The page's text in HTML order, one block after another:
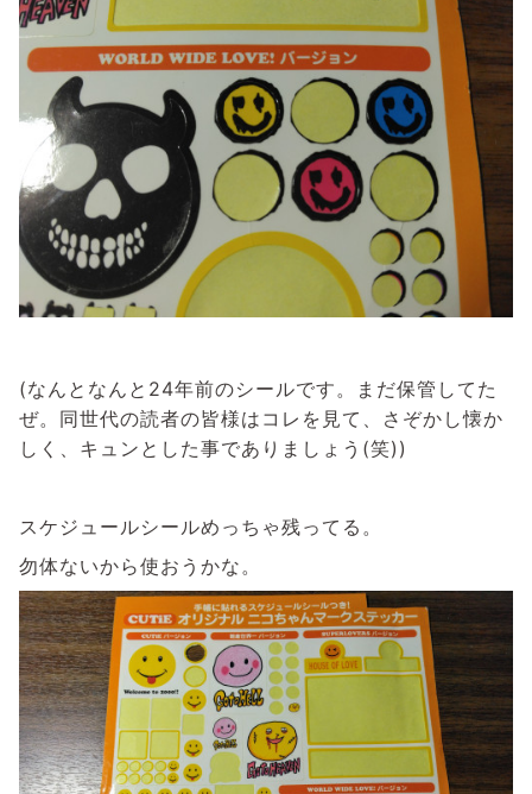
(なんとなんと24年前のシールです。まだ保管してた
ぜ。同世代の読者の皆様はコレを見て、さぞかし懐か
しく、キュンとした事でありましょう(笑))
スケジュールシールめっちゃ残ってる。
勿体ないから使おうかな。